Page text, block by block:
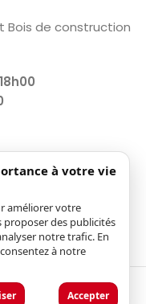
de construction
à votre vie
améliorer votre
des publicités
notre trafic. En
à notre
Accepter